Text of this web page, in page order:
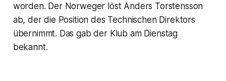
worden. Der Norweger löst Anders Torstensson
ab, der die Position des Technischen Direktors
übernimmt. Das gab der Klub am Dienstag
bekannt.